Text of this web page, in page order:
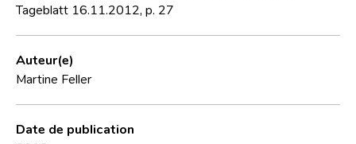
Équipe scientifique
Tageblatt 16.11.2012, p. 27
Auteur(e)
Martine Feller
Date de publication